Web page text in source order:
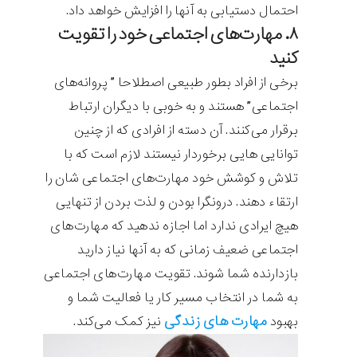
احتمال دستیابی به آنها را افزایش خواهد داد.
۸. مهارت‌های اجتماعی خود را تقویت
کنید
برخی از افراد بطور طبیعی اصطلاحا ” پروانه‌های
اجتماعی” هستند و به خوبی با دیگران ارتباط
برقرار می‌کنند. آن دسته از افرادی که از چنین
توانایی هایی برخوردار نیستند لازم است که با
تلاش و کوشش خود مهارت‌های اجتماعی شان را
ارتقاء دهند. درونگرا بودن و لذت بردن از تنهایی
هیچ ایرادی ندارد اما اجازه ندهید که مهارت‌های
اجتماعی ضعیف زمانی که به آنها نیاز دارید
بازدارنده شما شوند. تقویت مهارت‌های اجتماعی
به شما در انتخاب مسیر کار یا فعالیت شما و
بهبود مهارت های زندگی نیز کمک می‌کند.